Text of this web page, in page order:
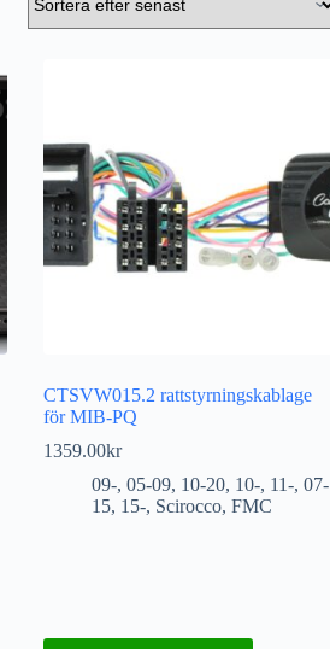
CTSVW015.2 rattstyrningskablage
för MIB-PQ
1359.00kr
09-, 05-09, 10-20, 10-, 11-, 07-
15, 15-, Scirocco, FMC